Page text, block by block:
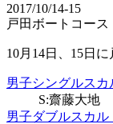
2017/10/14-15
戸田ボートコース
10月14日、15日
男子シングルスカ
S:齋藤大地
男子ダブルスカル